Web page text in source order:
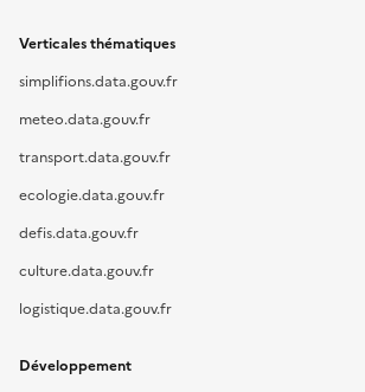
Verticales thématiques
simplifions.data.gouv.fr
meteo.data.gouv.fr
transport.data.gouv.fr
ecologie.data.gouv.fr
defis.data.gouv.fr
culture.data.gouv.fr
logistique.data.gouv.fr
Développement